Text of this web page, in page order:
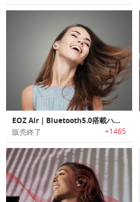
EOZ Air｜Bluetooth5.0搭載ハイレゾ完全ワイヤレスイヤホン「イオーズエアー」
販売終了 +1465